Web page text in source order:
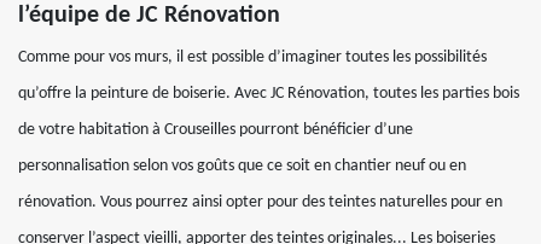
l’équipe de JC Rénovation
Comme pour vos murs, il est possible d’imaginer toutes les possibilités
qu’offre la peinture de boiserie. Avec JC Rénovation, toutes les parties bois
de votre habitation à Crouseilles pourront bénéficier d’une
personnalisation selon vos goûts que ce soit en chantier neuf ou en
rénovation. Vous pourrez ainsi opter pour des teintes naturelles pour en
conserver l’aspect vieilli, apporter des teintes originales... Les boiseries